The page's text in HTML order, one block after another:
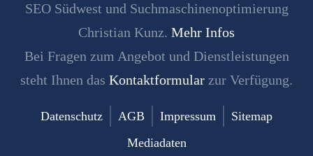
SEO Südwest und Suchmaschinenoptimierung
Christian Kunz. Mehr Infos
Bei Fragen zum Angebot und Dienstleistungen
steht Ihnen das Kontaktformular zur Verfügung.
Datenschutz AGB Impressum
Sitemap
Mediadaten